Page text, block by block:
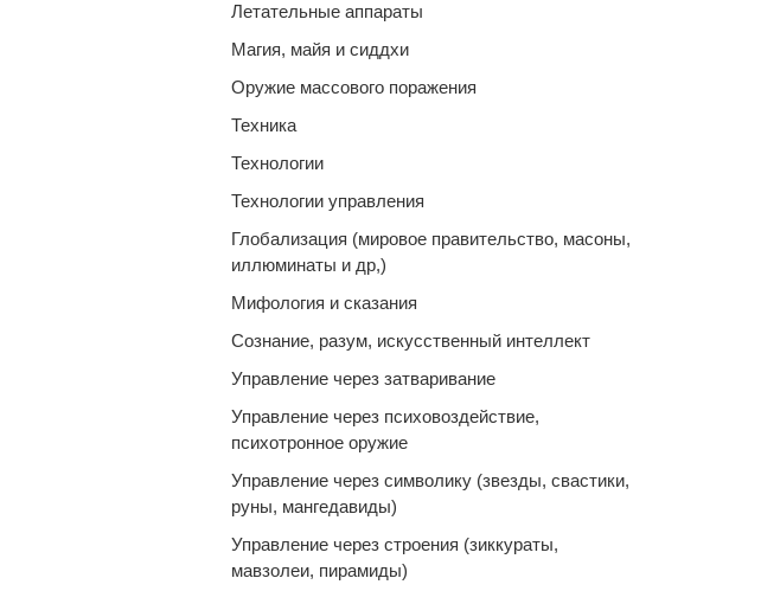
Летательные аппараты
Магия, майя и сиддхи
Оружие массового поражения
Техника
Технологии
Технологии управления
Глобализация (мировое правительство, масоны,
иллюминаты и др,)
Мифология и сказания
Сознание, разум, искусственный интеллект
Управление через затваривание
Управление через психовоздействие,
психотронное оружие
Управление через символику (звезды, свастики,
руны, мангедавиды)
Управление через строения (зиккураты,
мавзолеи, пирамиды)